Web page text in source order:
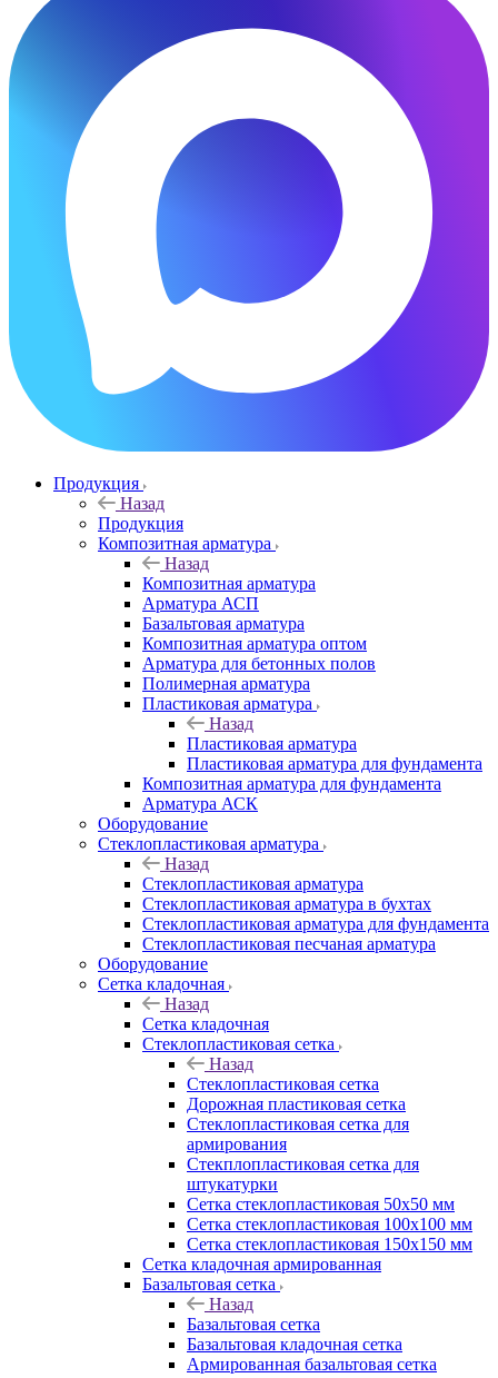
Продукция
Назад
Продукция
Композитная арматура
Назад
Композитная арматура
Арматура АСП
Базальтовая арматура
Композитная арматура оптом
Арматура для бетонных полов
Полимерная арматура
Пластиковая арматура
Назад
Пластиковая арматура
Пластиковая арматура для фундамента
Композитная арматура для фундамента
Арматура АСК
Оборудование
Cтеклопластиковая арматура
Назад
Cтеклопластиковая арматура
Стеклопластиковая арматура в бухтах
Стеклопластиковая арматура для фундамента
Стеклопластиковая песчаная арматура
Оборудование
Сетка кладочная
Назад
Сетка кладочная
Стеклопластиковая сетка
Назад
Стеклопластиковая сетка
Дорожная пластиковая сетка
Стеклопластиковая сетка для
армирования
Стекплопластиковая сетка для
штукатурки
Сетка стеклопластиковая 50x50 мм
Сетка стеклопластиковая 100x100 мм
Сетка стеклопластиковая 150x150 мм
Сетка кладочная армированная
Базальтовая сетка
Назад
Базальтовая сетка
Базальтовая кладочная сетка
Армированная базальтовая сетка